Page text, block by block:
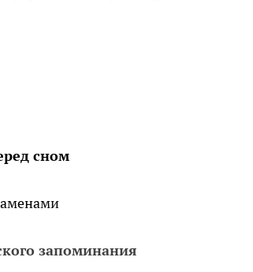
сном
запоминания